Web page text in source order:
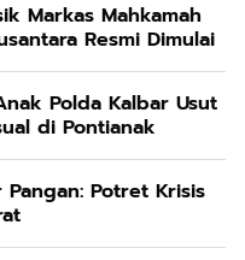
Markas Mahkamah
Resmi Dimulai
Polda Kalbar Usut
di Pontianak
Potret Krisis